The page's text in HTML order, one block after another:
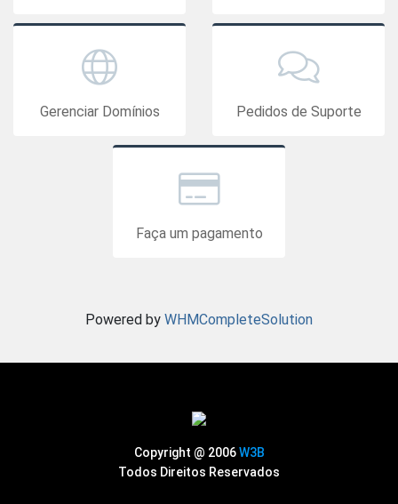
Gerenciar Domínios Pedidos de Suporte
Faça um pagamento
Powered by WHMCompleteSolution
Copyright @ 2006W3B
Todos Direitos Reservados